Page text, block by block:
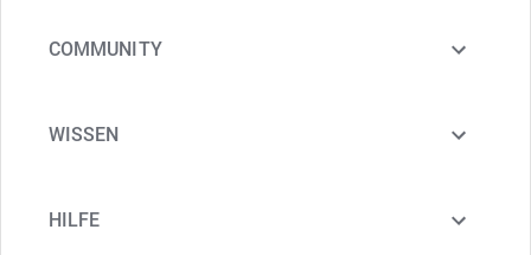
COMMUNITY
WISSEN
HILFE